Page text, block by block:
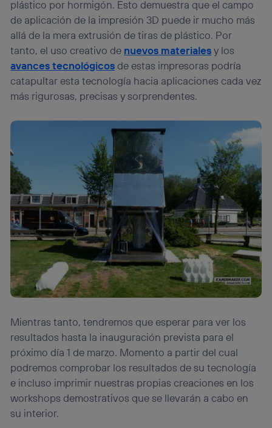
plástico por hormigón. Esto demuestra que el campo
de aplicación de la impresión 3D puede ir mucho más
allá de la mera extrusión de tiras de plástico. Por
tanto, el uso creativo de nuevos materialesy los
avances tecnológicosde estas impresoras podría
catapultar esta tecnología hacia aplicaciones cada vez
más rigurosas, precisas y sorprendentes.
Mientras tanto, tendremos que esperar para ver los
resultados hasta la inauguración prevista para el
próximo día 1 de marzo. Momento a partir del cual
podremos comprobar los resultados de su tecnología
e incluso imprimir nuestras propias creaciones en los
workshops demostrativos que se llevarán a cabo en
su interior.